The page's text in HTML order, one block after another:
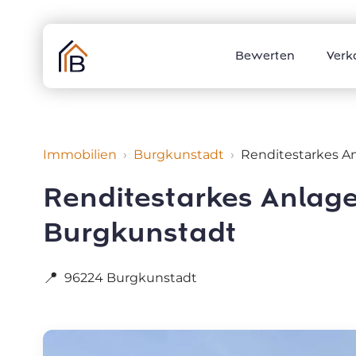
Bewerten
Immobilien Burgkunstadt Renditestarkes
Renditestarkes
Burgkunstadt
📍 96224 Burgkunstadt